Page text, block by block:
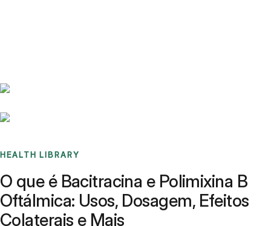
HEALTH LIBRARY
O que é Bacitracina e Polimixina B
Oftálmica: Usos, Dosagem, Efeitos
Colaterais e Mais